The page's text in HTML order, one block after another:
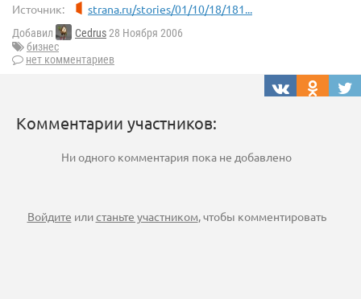
Источник: strana.ru/stories/01/10/18/181...
Добавил Cedrus28 Ноября 2006
бизнес
нет комментариев
Комментарии участников:
Ни одного комментария пока не добавлено
Войдите илистаньте участником, чтобы комментировать